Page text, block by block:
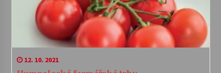
12. 10. 2021